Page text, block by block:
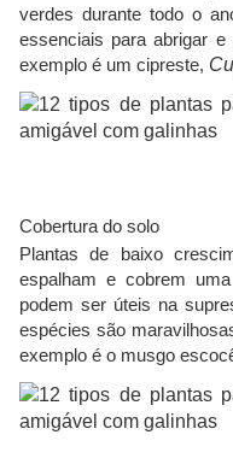
verdes durante todo o
essenciais para abrigar
exemplo é um cipreste,
Cobertura do solo
Plantas de baixo
espalham e cobrem
podem ser úteis na
espécies são
exemplo é o musgo